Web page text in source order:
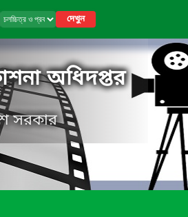
দেখুন
অধিদপ্তর
সরকার